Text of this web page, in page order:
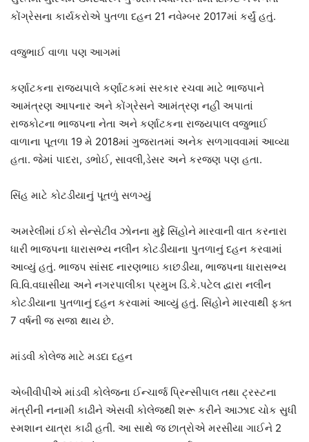
કોંગ્રેસના કાર્યકરોએ પુતળા દહન 21 નવેમ્બર 2017માં કર્યું હતું.
વજુભાઈ વાળા પણ આગમાં
કર્ણાટકના રાજ્યપાલે કર્ણાટકમાં સરકાર રચવા માટે ભાજપાને
આમંત્રણ આપનાર અને કોંગ્રેસને આમંત્રણ નહીં અપાતાં
રાજકોટના ભાજપના નેતા અને કર્ણાટકના રાજ્યપાલ વજુભાઈ
વાળાના પૂતળા 19 મે 2018માં ગુજરાતમાં અનેક સળગાવવામાં આવ્યા
હતા. જેમાં પાદરા, ડભોઈ, સાવલી,ડેસર અને કરજણ પણ હતા.
સિંહ માટે કોટડીયાનું પૂતળું સળગ્યું
અમરેલીમાં ઈકો સેન્સેટીવ ઝોનના મુદ્દે સિંહોને મારવાની વાત કરનારા
ધારી ભાજપના ધારાસભ્ય નલીન કોટડીયાના પુતળાનું દહન કરવામાં
આવ્યું હતું. ભાજપ સાંસદ નારણભાઇ કાછડીયા, ભાજપના ધારાસભ્ય
વિ.વિ.વઘાસીયા અને નગરપાલીકા પ્રમુખ ડિ.કે.પટેલ દ્વારા નલીન
કોટડીયાના પુતળાનું દહન કરવામાં આવ્યું હતું. સિંહોને મારવાથી ફક્ત
7 વર્ષની જ સજા થાય છે.
માંડવી કોલેજ માટે મડદા દહન
એબીવીપીએ માંડવી કોલેજના ઈન્ચાર્જ પ્રિન્સીપાલ તથા ટ્રસ્ટના
મંત્રીની નનામી કાઢીને એસવી કોલેજથી શરૂ કરીને આઝાદ ચોક સુધી
સ્મશાન યાત્રા કાઢી હતી. આ સાથે જ છાત્રોએ મરસીયા ગાઈને 2